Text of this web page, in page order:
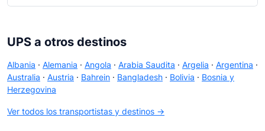
UPS a otros destinos
Albania · Alemania · Angola · Arabia Saudita · Argelia · Argentina ·
Australia · Austria · Bahrein · Bangladesh · Bolivia · Bosnia y
Herzegovina
Ver todos los transportistas y destinos →